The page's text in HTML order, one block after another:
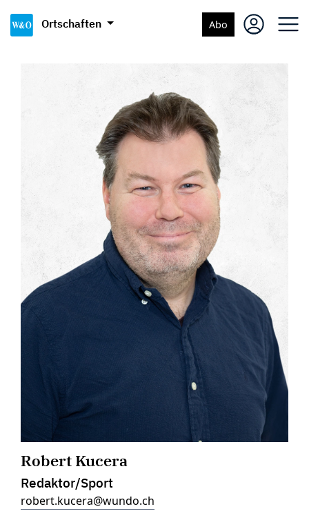
Ortschaften Abo
Robert Kucera
Redaktor/Sport
robert.kucera@wundo.ch